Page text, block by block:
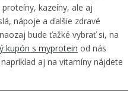
kazeíny, ale aj
nápoje a ďalšie zdravé
bude ťažké vybrať si, na
kupón s myprotein od nás
aj na vitamíny nájdete